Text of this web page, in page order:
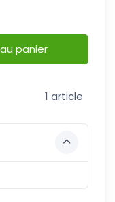
panier
1 article